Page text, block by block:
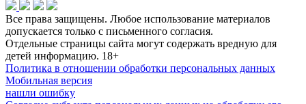
Все права защищены. Любое использование материалов
допускается только с письменного согласия.
Отдельные страницы сайта могут содержать вредную для
детей информацию. 18+
Политика в отношении обработки персональных данных
Мобильная версия
нашли ошибку